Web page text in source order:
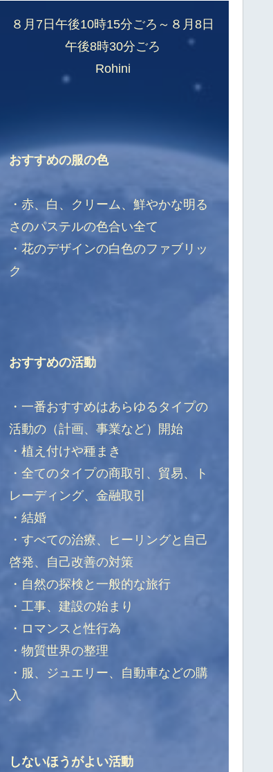
８月7日午後10時15分ごろ～８月8日
午後8時30分ごろ
Rohini
おすすめの服の色
・赤、白、クリーム、鮮やかな明る
さのパステルの色合い全て
・花のデザインの白色のファブリッ
ク
おすすめの活動
・一番おすすめはあらゆるタイプの
活動の（計画、事業など）開始
・植え付けや種まき
・全てのタイプの商取引、貿易、ト
レーディング、金融取引
・結婚
・すべての治療、ヒーリングと自己
啓発、自己改善の対策
・自然の探検と一般的な旅行
・工事、建設の始まり
・ロマンスと性行為
・物質世界の整理
・服、ジュエリー、自動車などの購
入
しないほうがよい活動